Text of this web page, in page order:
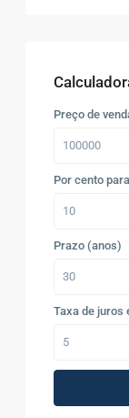
Preço de
Por cento
Prazo (anos)
Taxa de juros